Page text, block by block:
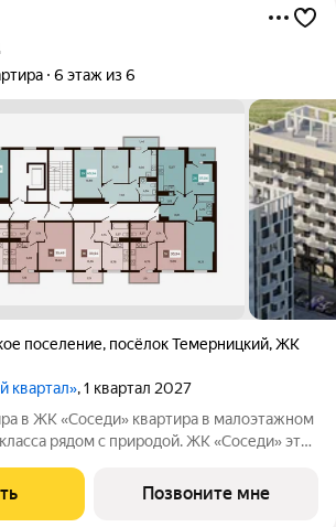
6 этаж из 6
поселение, посёлок Темерницкий,ЖК
квартал», 1 квартал 2027
квартира в малоэтажном
рядом с природой. ЖК «Соседи» это
архитектуру и продуманное
Позвоните мне